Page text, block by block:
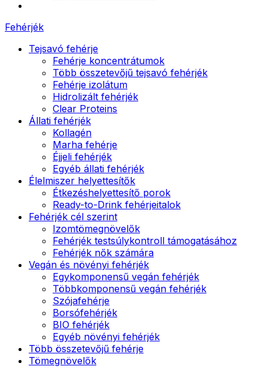
Fehérjék
Tejsavó fehérje
Fehérje koncentrátumok
Több összetevőjű tejsavó fehérjék
Fehérje izolátum
Hidrolizált fehérjék
Clear Proteins
Állati fehérjék
Kollagén
Marha fehérje
Éjjeli fehérjék
Egyéb állati fehérjék
Élelmiszer helyettesítők
Étkezéshelyettesítő porok
Ready-to-Drink fehérjeitalok
Fehérjék cél szerint
Izomtömegnövelők
Fehérjék testsúlykontroll támogatásához
Fehérjék nők számára
Vegán és növényi fehérjék
Egykomponensű vegán fehérjék
Többkomponensű vegán fehérjék
Szójafehérje
Borsófehérjék
BIO fehérjék
Egyéb növényi fehérjék
Több összetevőjű fehérje
Tömegnövelők